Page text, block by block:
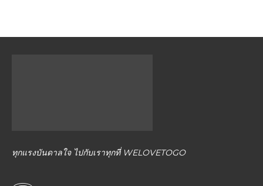
ทุกแรงบันดาลใจ ไปกับเราทุกที่ WELOVETOGO